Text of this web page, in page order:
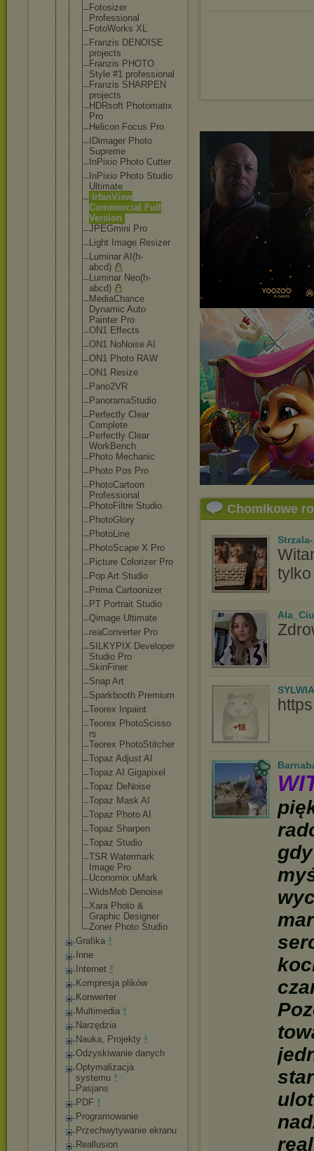
Fotosizer
Professiona
FotoWorks XL
Franzis DENOISE
projects
Franzis PHOTO
Style #1 professiona
Franzis SHARPEN
projects
HDRsoft Photomatix
Pro
Helicon Focus Pro
IDimager Photo
Supreme
InPixio Photo Cutter
InPixio Photo Studio
Ultimate
IrfanView
Commercial Full
Version
JPEGmini Pro
Light Image Resizer
Luminar AI(h-
abcd)
Luminar Neo(h-
abcd)
MediaChance
Dynamic Auto
Painter Pro
ON1 Effects
ON1 NoNoise AI
ON1 Photo RAW
ON1 Resize
Pano2VR
PanoramaStudio
Perfectly Clear
Complete
Perfectly Clear
WorkBench
Photo Mechanic
Photo Pos Pro
PhotoCartoon
Professiona
PhotoFiltre Studio
PhotoGlory
PhotoLine
PhotoScape X Pro
Picture Colorizer Pro
Pop Art Studio
Prima Cartoonizer
PT Portrait Studio
Qimage Ultimate
reaConverter Pro
SILKYPIX Developer
Studio Pro
SkinFiner
Snap Art
Sparkbooth Premium
Teorex Inpaint
Teorex PhotoScisso
rs
Teorex PhotoStitcher
Topaz Adjust AI
Topaz AI Gigapixel
Topaz DeNoise
Topaz Mask AI
Topaz Photo AI
Topaz Sharpen
Topaz Studio
TSR Watermark
Image Pro
Uconomix uMark
WidsMob Denoise
Xara Photo &
Graphic Designer
Zoner Photo Studio
Grafika
Inne
Internet
Kompresja plików
Konwerter
Multimedia
Narzędzia
Nauka, Projekty
Odzyskiwanie danych
Optymalizacja
systemu
Pasjans
PDF
Programowanie
Przechwytywanie ekranu
Reallusion
Chomikowe